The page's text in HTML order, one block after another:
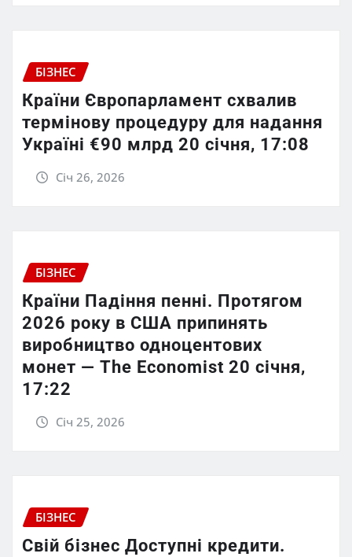
БІЗНЕС
Країни Європарламент схвалив
термінову процедуру для надання
Україні €90 млрд 20 січня, 17:08
Січ 26, 2026
БІЗНЕС
Країни Падіння пенні. Протягом
2026 року в США припинять
виробництво одноцентових
монет — The Economist 20 січня,
17:22
Січ 25, 2026
БІЗНЕС
Свій бізнес Доступні кредити.